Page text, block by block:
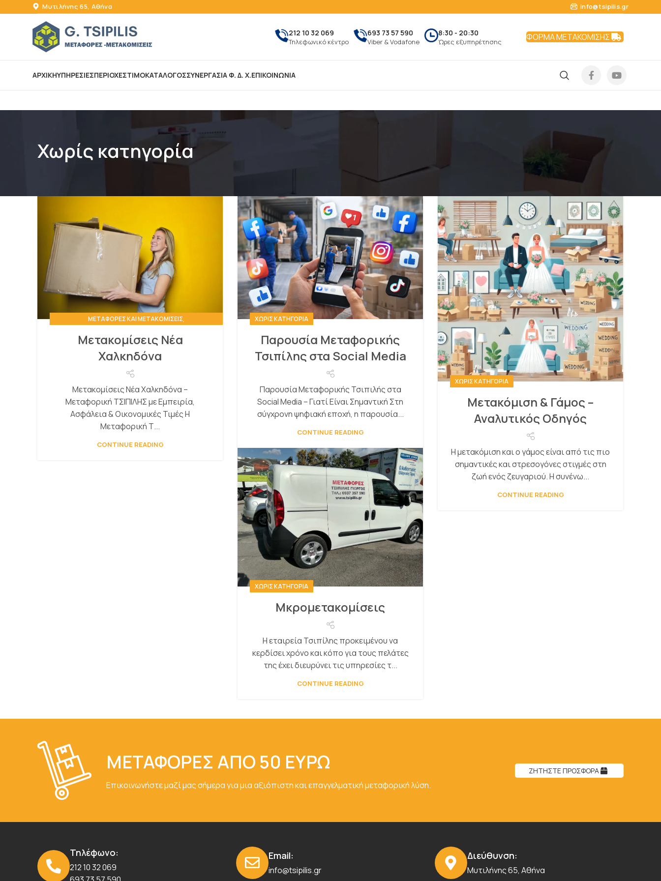
Μυτιλήνης 65, Αθήνα info@tsipilis.gr
212 10 32 069
Τηλεφωνικό κέντρο
693 73 57 590
Viber & Vodafone
8:30 - 20:30
Ώρες εξυπηρέτησης ΦΟΡΜΑ ΜΕΤΑΚΟΜΙΣΗΣ
ΑΡΧΙΚΗΥΠΗΡΕΣΙΕΣΠΕΡΙΟΧΕΣΤΙΜΟΚΑΤΑΛΟΓΟΣΣΥΝΕΡΓΑΣΙΑ Φ. Δ. Χ.ΕΠΙΚΟΙΝΩΝΙΑ
Χωρίς κατηγορία
ΜΕΤΑΦΟΡΈΣ ΚΑΙ ΜΕΤΑΚΟΜΊΣΕΙΣ,
ΧΩΡΊΣ ΚΑΤΗΓΟΡΊΑ
Μετακομίσεις Νέα
Χαλκηδόνα
Μετακομίσεις Νέα Χαλκηδόνα –
Μεταφορική ΤΣΙΠΙΛΗΣ με Εμπειρία,
Ασφάλεια & Οικονομικές Τιμές Η
Μεταφορική Τ...
CONTINUE READING
ΧΩΡΊΣ ΚΑΤΗΓΟΡΊΑ
Παρουσία Μεταφορικής
Τσιπίλης στα Social Media
Παρουσία Μεταφορικής Τσιπιλής στα
Social Media – Γιατί Είναι Σημαντική Στη
σύγχρονη ψηφιακή εποχή, η παρουσία...
CONTINUE READING
ΧΩΡΊΣ ΚΑΤΗΓΟΡΊΑ
Μετακόμιση & Γάμος –
Αναλυτικός Οδηγός
Η μετακόμιση και ο γάμος είναι από τις πιο
σημαντικές και στρεσογόνες στιγμές στη
ζωή ενός ζευγαριού. Η συνένω...
CONTINUE READING
ΧΩΡΊΣ ΚΑΤΗΓΟΡΊΑ
Μκρομετακομίσεις
Η εταιρεία Τσιπίλης προκειμένου να
κερδίσει χρόνο και κόπο για τους πελάτες
της έχει διευρύνει τις υπηρεσίες τ...
CONTINUE READING
ΜΕΤΑΦΟΡΕΣ ΑΠΟ 50 ΕΥΡΩ
Επικοινωνήστε μαζί μας σήμερα για μια αξιόπιστη και επαγγελματική μεταφορική λύση.
ΖΗΤΗΣΤΕ ΠΡΟΣΦΟΡΑ
Τηλέφωνο:
212 10 32 069
Email:
info@tsipilis.gr
Διεύθυνση:
Μυτιλήνης 65, Αθήνα